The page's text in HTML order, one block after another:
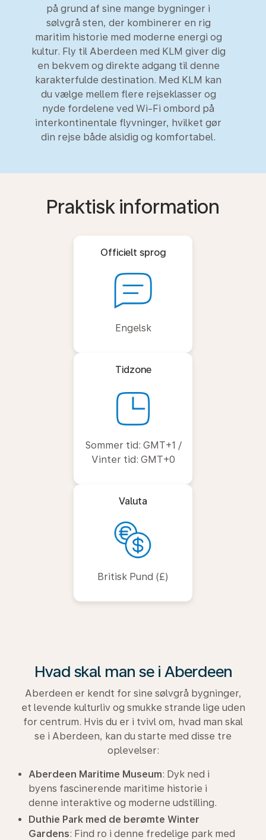
på grund af sine mange bygninger i
sølvgrå sten, der kombinerer en rig
maritim historie med moderne energi og
kultur. Fly til Aberdeen med KLM giver dig
en bekvem og direkte adgang til denne
karakterfulde destination. Med KLM kan
du vælge mellem flere rejseklasser og
nyde fordelene ved Wi-Fi ombord på
interkontinentale flyvninger, hvilket gør
din rejse både alsidig og komfortabel.
Praktisk information
Officielt sprog
Engelsk
Tidzone
Sommer tid: GMT+1 /
Vinter tid: GMT+0
Valuta
Britisk Pund (£)
Hvad skal man se i Aberdeen
Aberdeen er kendt for sine sølvgrå bygninger,
et levende kulturliv og smukke strande lige uden
for centrum. Hvis du er i tvivl om, hvad man skal
se i Aberdeen, kan du starte med disse tre
oplevelser:
Aberdeen Maritime Museum: Dyk ned i
byens fascinerende maritime historie i
denne interaktive og moderne udstilling.
Duthie Park med de berømte Winter
Gardens: Find ro i denne fredelige park med